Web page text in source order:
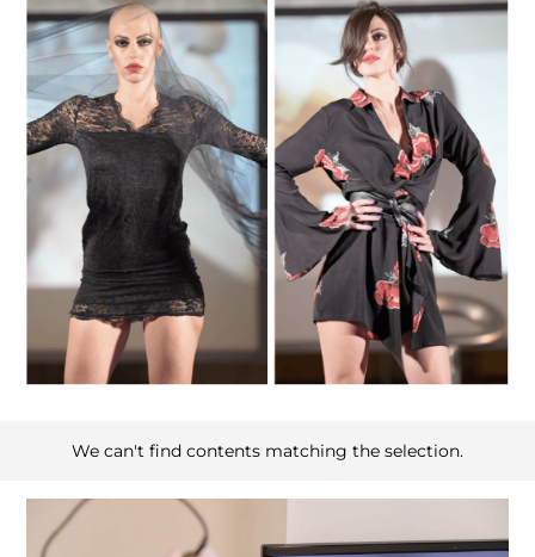
We can't find contents matching the selection.